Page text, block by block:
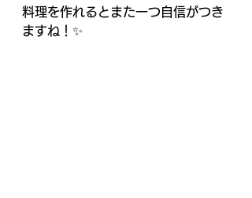
料理を作れるとまた一つ自信がつき
ますね！✨